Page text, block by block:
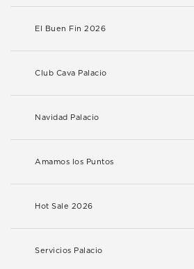
El Buen Fin 2026
Club Cava Palacio
Navidad Palacio
Amamos los Puntos
Hot Sale 2026
Servicios Palacio